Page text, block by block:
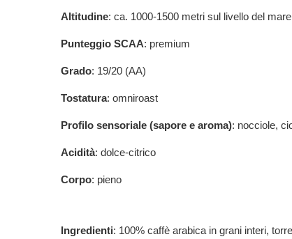
Altitudine: ca. 1000-1500 metri sul livello del mare
Punteggio SCAA: premium
Grado: 19/20 (AA)
Tostatura: omniroast
Profilo sensoriale (sapore e aroma): nocciole,
Acidità: dolce-citrico
Corpo: pieno
Ingredienti: 100% caffè arabica in grani interi,